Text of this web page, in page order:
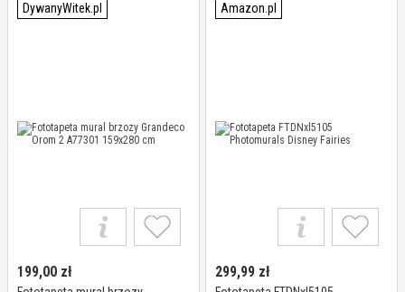
DywanyWitek.pl
199,00 zł
Amazon.pl
299,99 zł